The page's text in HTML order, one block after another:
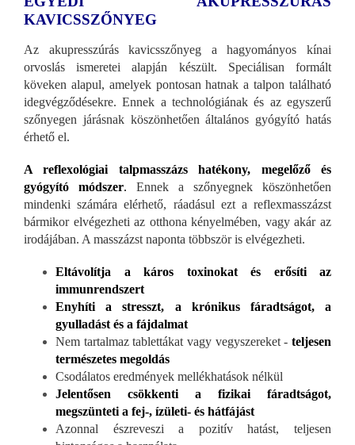
KAVICSSZŐNYEG
Az akupresszúrás kavicsszőnyeg a hagyományos kínai
orvoslás ismeretei alapján készült. Speciálisan formált
köveken alapul, amelyek pontosan hatnak a talpon található
idegvégződésekre. Ennek a technológiának és az egyszerű
szőnyegen járásnak köszönhetően általános gyógyító hatás
érhető el.
A reflexológiai talpmasszázs hatékony, megelőző és
gyógyító módszer. Ennek a szőnyegnek köszönhetően
mindenki számára elérhető, ráadásul ezt a reflexmasszázst
bármikor elvégezheti az otthona kényelmében, vagy akár az
irodájában. A masszázst naponta többször is elvégezheti.
Eltávolítja a káros toxinokat és erősíti az
immunrendszert
Enyhíti a stresszt, a krónikus fáradtságot, a
gyulladást és a fájdalmat
Nem tartalmaz tablettákat vagy vegyszereket - teljesen
természetes megoldás
Csodálatos eredmények mellékhatások nélkül
Jelentősen csökkenti a fizikai fáradtságot,
megszünteti a fej-, ízületi- és hátfájást
Azonnal észreveszi a pozitív hatást, teljesen